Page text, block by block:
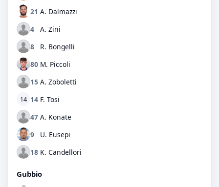
21 A. Dalmazzi
4
A. Zini
8
R. Bongelli
80 M. Piccoli
15 A. Zoboletti
14 14 F. Tosi
47 A. Konate
9
U. Eusepi
18 K. Candellori
Gubbio